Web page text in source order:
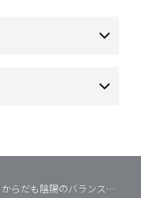
からだも陰陽のバランスが大切